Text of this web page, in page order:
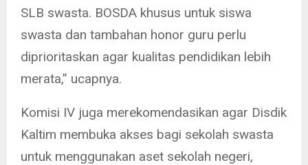
SLB swasta. BOSDA khusus untuk siswa
swasta dan tambahan honor guru perlu
diprioritaskan agar kualitas pendidikan lebih
merata,” ucapnya.
Komisi IV juga merekomendasikan agar Disdik
Kaltim membuka akses bagi sekolah swasta
untuk menggunakan aset sekolah negeri,